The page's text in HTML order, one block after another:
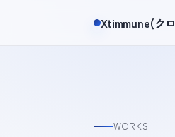
Xtimmune(ク
WORKS